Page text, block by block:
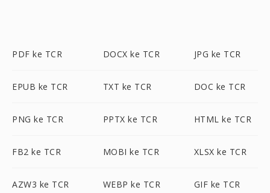
PDF ke TCR DOCX ke TCR JPG ke TCR
EPUB ke TCR TXT ke TCR DOC ke TCR
PNG ke TCR PPTX ke TCR HTML ke TCR
FB2 ke TCR MOBI ke TCR XLSX ke TCR
AZW3 ke TCR WEBP ke TCR GIF ke TCR